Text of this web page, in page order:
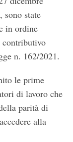
sono state
in ordine
contributivo
n. 162/2021.
le prime
di lavoro che
parità di
alla